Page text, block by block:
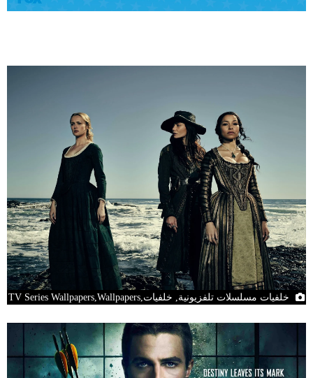
خلفيات مسلسلات تلفزيونية, خلفيات,TV Series Wallpapers,Wallpapers